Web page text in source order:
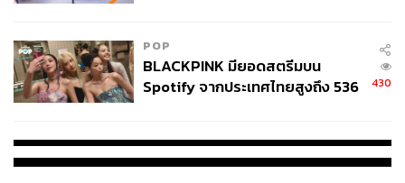
POP
BLACKPINK มียอดสตรีมบน
Spotify จากประเทศไทยสูงถึง 536
430